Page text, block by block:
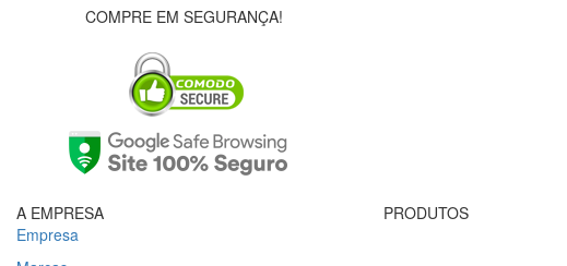
COMPRE EM SEGURANÇA!
A EMPRESA
Empresa
PRODUTOS